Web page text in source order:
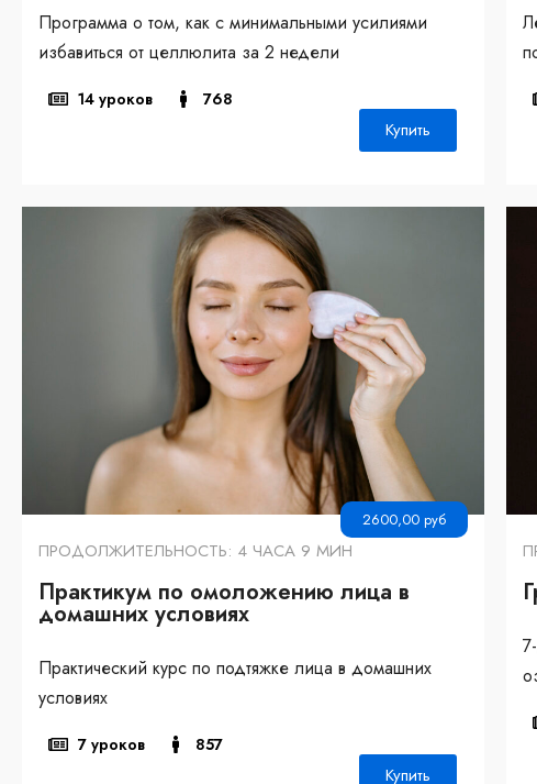
Программа о том, как с минимальными усилиями
избавиться от целлюлита за 2 недели
14 уроков 768
Купить
2600,00руб
ПРОДОЛЖИТЕЛЬНОСТЬ: 4 ЧАСА 9 МИН
Практикум по омоложению лица в
домашних условиях
Практический курс по подтяжке лица в домашних
условиях
7 уроков 857
Купить